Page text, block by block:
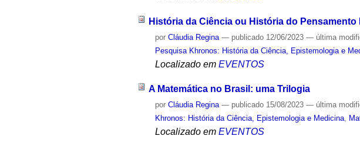
História da Ciência ou História do
porCláudia Regina — publicado 12/06/2023— última
Pesquisa Khronos: História da Ciência, Epistemologia e
Localizado em EVENTOS
A Matemática no Brasil: uma Trilogia
porCláudia Regina — publicado 15/08/2023— última
Khronos: História da Ciência, Epistemologia e Medicina,
Localizado em EVENTOS